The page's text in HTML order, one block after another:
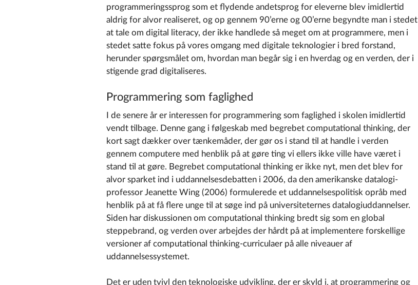
programmeringssprog som et flydende andetsprog for eleverne blev imidlertid
aldrig for alvor realiseret, og op gennem 90’erne og 00’erne begyndte man i stedet
at tale om digital literacy, der ikke handlede så meget om at programmere, men i
stedet satte fokus på vores omgang med digitale teknologier i bred forstand,
herunder spørgsmålet om, hvordan man begår sig i en hverdag og en verden, der i
stigende grad digitaliseres.
Programmering som faglighed
I de senere år er interessen for programmering som faglighed i skolen imidlertid
vendt tilbage. Denne gang i følgeskab med begrebet computational thinking, der
kort sagt dækker over tænkemåder, der gør os i stand til at handle i verden
gennem computere med henblik på at gøre ting vi ellers ikke ville have været i
stand til at gøre. Begrebet computational thinking er ikke nyt, men det blev for
alvor sparket ind i uddannelsesdebatten i 2006, da den amerikanske datalogi-
professor Jeanette Wing (2006) formulerede et uddannelsespolitisk opråb med
henblik på at få flere unge til at søge ind på universiteternes datalogiuddannelser.
Siden har diskussionen om computational thinking bredt sig som en global
steppebrand, og verden over arbejdes der hårdt på at implementere forskellige
versioner af computational thinking-curriculaer på alle niveauer af
uddannelsessystemet.
Det er uden tvivl den teknologiske udvikling, der er skyld i, at programmering og